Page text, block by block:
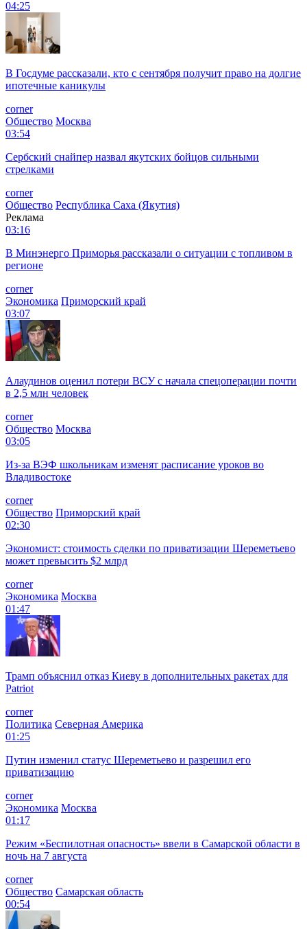
04:25
В Госдуме рассказали, кто с сентября получит право на долгие
ипотечные каникулы
corner
Общество Москва
03:54
Сербский снайпер назвал якутских бойцов сильными
стрелками
corner
Общество Республика Саха (Якутия)
Реклама
03:16
В Минэнерго Приморья рассказали о ситуации с топливом в
регионе
corner
Экономика Приморский край
03:07
Алаудинов оценил потери ВСУ с начала спецоперации почти
в 2,5 млн человек
corner
Общество Москва
03:05
Из-за ВЭФ школьникам изменят расписание уроков во
Владивостоке
corner
Общество Приморский край
02:30
Экономист: стоимость сделки по приватизации Шереметьево
может превысить $2 млрд
corner
Экономика Москва
01:47
Трамп объяснил отказ Киеву в дополнительных ракетах для
Patriot
corner
Политика Северная Америка
01:25
Путин изменил статус Шереметьево и разрешил его
приватизацию
corner
Экономика Москва
01:17
Режим «Беспилотная опасность» ввели в Самарской области в
ночь на 7 августа
corner
Общество Самарская область
00:54